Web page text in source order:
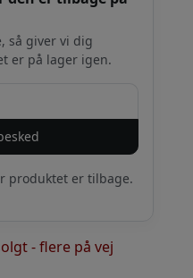
så giver vi dig
er på lager igen.
produktet er tilbage.
- flere på vej